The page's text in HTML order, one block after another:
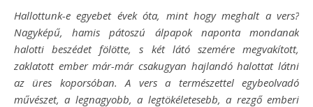
Hallottunk-e egyebet évek óta, mint hogy meghalt a vers?
Nagyképű, hamis pátoszú álpapok naponta mondanak
halotti beszédet fölötte, s két látó szemére megvakított,
zaklatott ember már-már csakugyan hajlandó halottat látni
az üres koporsóban. A vers a természettel egybeolvadó
művészet, a legnagyobb, a legtökéletesebb, a rezgő emberi